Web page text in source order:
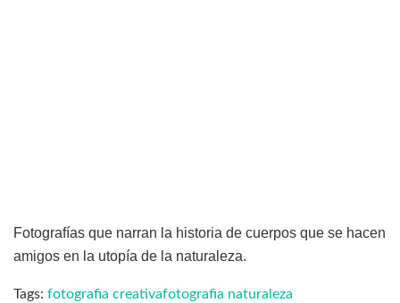
Fotografías que narran la historia de cuerpos que se hacen
amigos en la utopía de la naturaleza.
Tags: fotografia creativafotografia naturaleza